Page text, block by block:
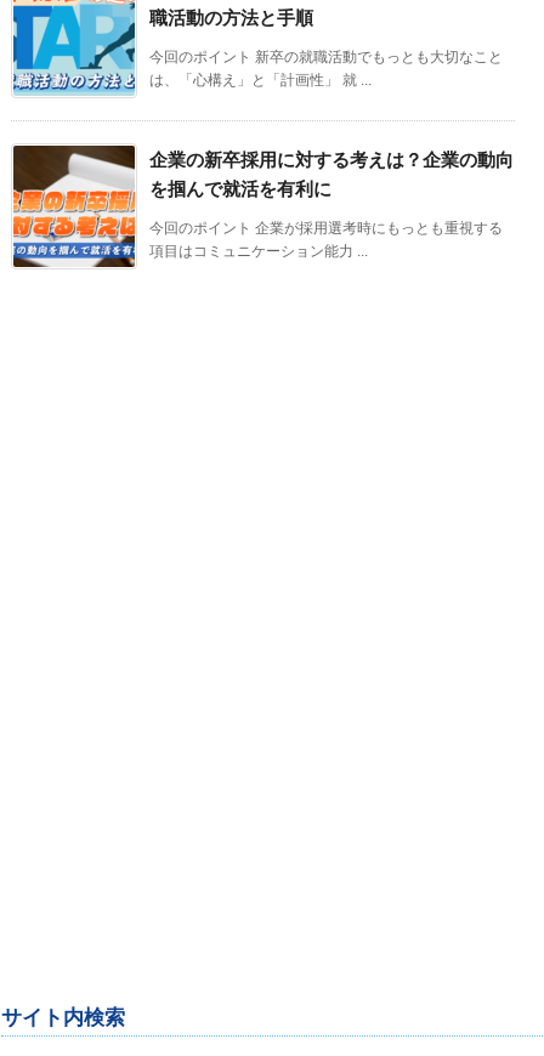
職活動の方法と手順
今回のポイント 新卒の就職活動でもっとも大切なこと
は、「心構え」と「計画性」 就 ...
企業の新卒採用に対する考えは？企業の動向
を掴んで就活を有利に
今回のポイント 企業が採用選考時にもっとも重視する
項目はコミュニケーション能力 ...
サイト内検索